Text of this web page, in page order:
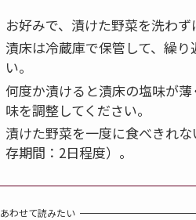
お好みで、漬けた野菜を洗わず
漬床は冷蔵庫で保管して、繰
い。
何度か漬けると漬床の塩味が
味を調整してください。
漬けた野菜を一度に食べきれ
存期間：2日程度）。
あわせて読みたい